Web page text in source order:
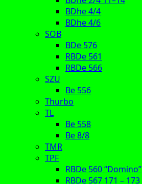
BDhe 4/4
BDhe 4/6
SOB
BDe 576
RBDe 561
RBDe 566
SZU
Be 556
Thurbo
TL
Be 558
Be 8/8
TMR
TPF
RBDe 560 “Domino”
RBDe 567 171 – 173